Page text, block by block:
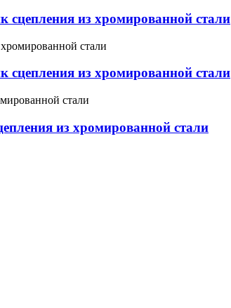
из хромированной стали
из хромированной стали
из хромированной стали